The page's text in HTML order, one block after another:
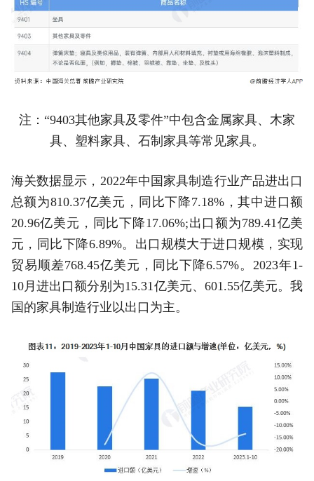
注：“9403其他家具及零件”中包含金属家具、木家
具、塑料家具、石制家具等常见家具。
海关数据显示，2022年中国家具制造行业产品进出口
总额为810.37亿美元，同比下降7.18%，其中进口额
20.96亿美元，同比下降17.06%;出口额为789.41亿美
元，同比下降6.89%。出口规模大于进口规模，实现
贸易顺差768.45亿美元，同比下降6.57%。2023年1-
10月进出口额分别为15.31亿美元、601.55亿美元。我
国的家具制造行业以出口为主。